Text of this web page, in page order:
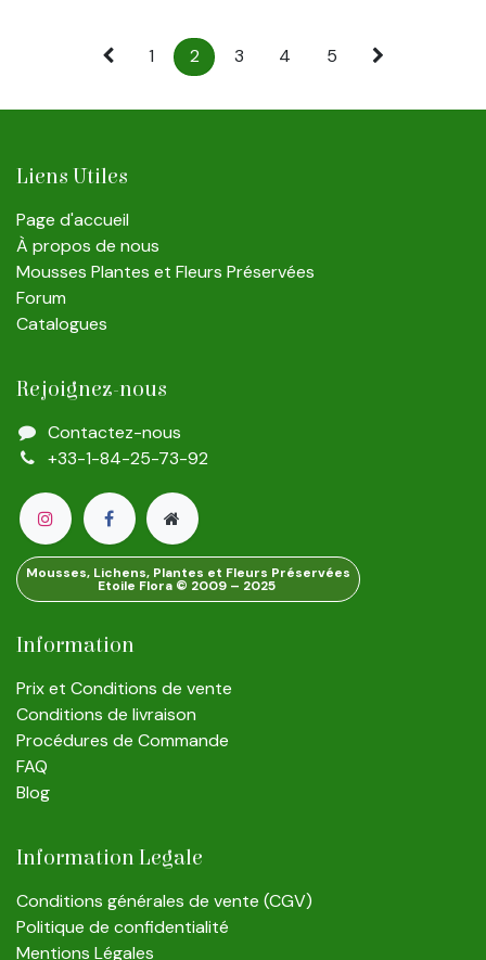
1 2 3 4 5
Liens Utiles
Page d'accueil
À propos de nous
Mousses Plantes et Fleurs Préservées
Forum
Catalogues
Rejoignez-nous
Contactez-nous
+33-1-84-25-73-92
Mousses, Lichens, Plantes et Fleurs Préservées
Etoile Flora © 2009 – 2025
Information
Prix et Conditions de vente
Conditions de livraison
Procédures de Commande
FAQ
Blog
Information Legale
Conditions générales de vente (CGV)
Politique de confidentialité
Mentions Légales